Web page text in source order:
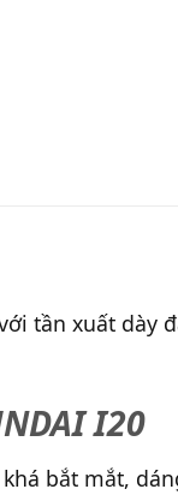
tần xuất
I20
bắt mắt,